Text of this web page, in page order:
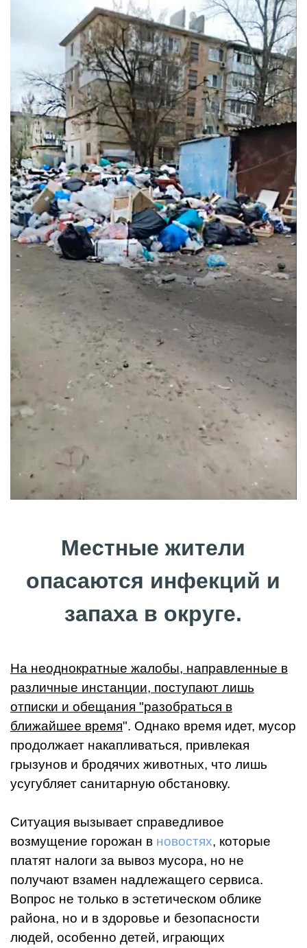
Местные жители
опасаются инфекций и
запаха в округе.
На неоднократные жалобы, направленные в
различные инстанции, поступают лишь
отписки и обещания "разобраться в
ближайшее время". Однако время идет, мусор
продолжает накапливаться, привлекая
грызунов и бродячих животных, что лишь
усугубляет санитарную обстановку.
Ситуация вызывает справедливое
возмущение горожан в новостях, которые
платят налоги за вывоз мусора, но не
получают взамен надлежащего сервиса.
Вопрос не только в эстетическом облике
района, но и в здоровье и безопасности
людей, особенно детей, играющих